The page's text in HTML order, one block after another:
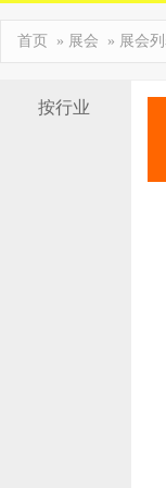
首页 » 展会 » 展会
按行业